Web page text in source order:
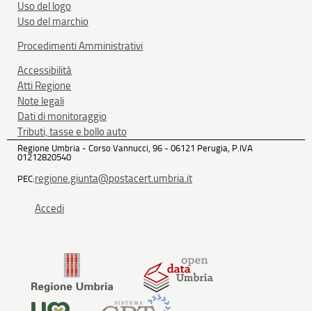
Uso del logo
Uso del marchio
Procedimenti Amministrativi
Accessibilità
Atti Regione
Note legali
Dati di monitoraggio
Tributi, tasse e bollo auto
Regione Umbria - Corso Vannucci, 96 - 06121 Perugia, P.IVA
01212820540
PEC:regione.giunta@postacert.umbria.it
Accedi